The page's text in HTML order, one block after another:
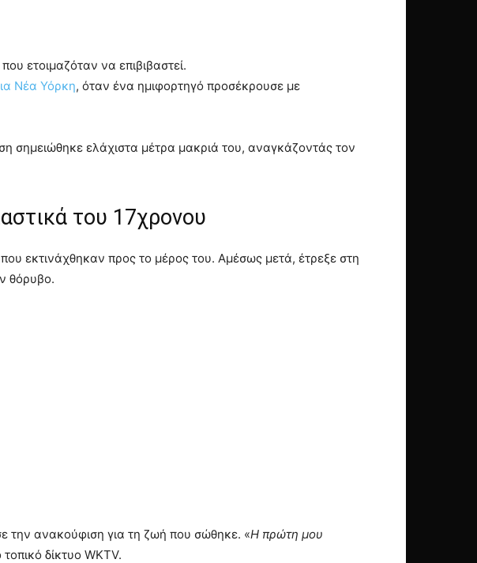
ετοιμαζόταν να επιβιβαστεί.
Νέα Υόρκη, όταν ένα ημιφορτηγό προσέκρουσε με
σημειώθηκε ελάχιστα μέτρα μακριά του, αναγκάζοντάς τον
του 17χρονου
εκτινάχθηκαν προς το μέρος του. Αμέσως μετά, έτρεξε στη
θόρυβο.
την ανακούφιση για τη ζωή που σώθηκε. «Η πρώτη μου
δίκτυο WKTV.